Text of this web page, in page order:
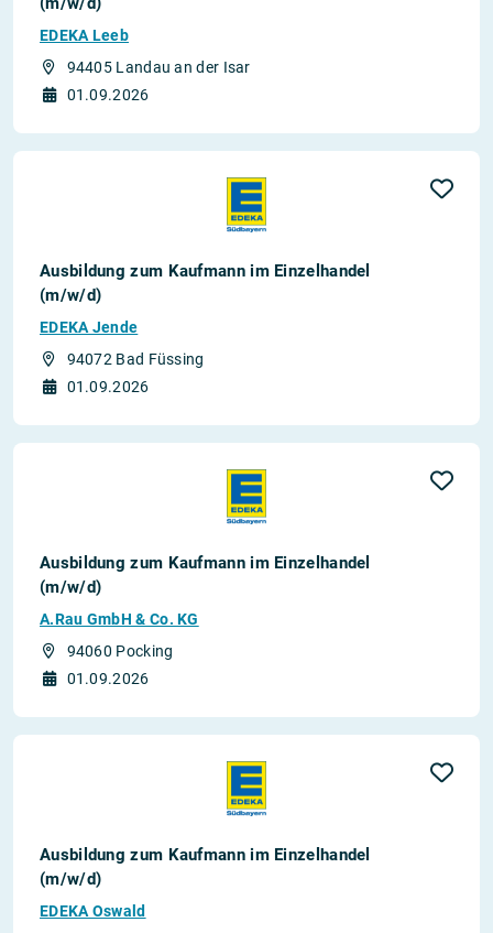
EDEKA Leeb
94405 Landau an der Isar
01.09.2026
Ausbildung zum Kaufmann im Einzelhandel
(m/w/d)
EDEKA Jende
94072 Bad Füssing
01.09.2026
Ausbildung zum Kaufmann im Einzelhandel
(m/w/d)
A.Rau GmbH & Co. KG
94060 Pocking
01.09.2026
Ausbildung zum Kaufmann im Einzelhandel
(m/w/d)
EDEKA Oswald